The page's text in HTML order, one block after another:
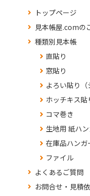
トップページ
見本帳屋.comの
種類別見本帳
直貼り
窓貼り
よろい貼り（
ホッチキス貼
コマ巻き
生地用 紙ハ
在庫品ハンガ
ファイル
よくあるご質問
お問合せ・見積